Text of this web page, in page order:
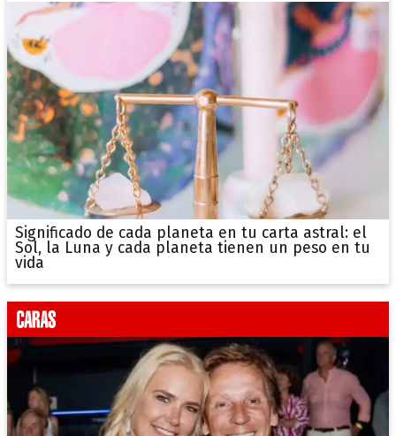
Significado de cada planeta en tu carta astral: el
Sol, la Luna y cada planeta tienen un peso en tu
vida